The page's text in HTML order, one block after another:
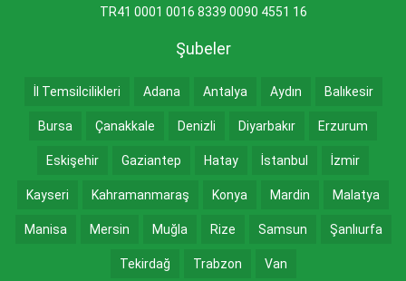
TR41 0001 0016 8339 0090 4551 16
Şubeler
İl Temsilcilikleri Adana Antalya Aydın Balıkesir
Bursa Çanakkale Denizli Diyarbakır Erzurum
Eskişehir Gaziantep Hatay İstanbul İzmir
Kayseri Kahramanmaraş Konya Mardin Malatya
Manisa Mersin Muğla Rize Samsun Şanlıurfa
Tekirdağ Trabzon Van